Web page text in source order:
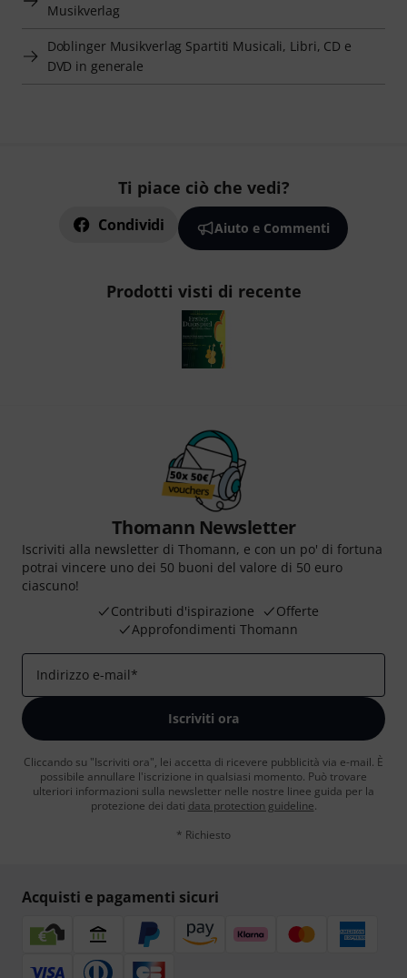
Musikverlag
Doblinger Musikverlag Spartiti Musicali, Libri, CD e
DVD in generale
Ti piace ciò che vedi?
Condividi Aiuto e Commenti
Prodotti visti di recente
Thomann Newsletter
Iscriviti alla newsletter di Thomann, e con un po' di fortuna
potrai vincere uno dei 50 buoni del valore di 50 euro
ciascuno!
Contributi d'ispirazione
Offerte
Approfondimenti Thomann
Indirizzo e-mail*
Iscriviti ora
Cliccando su "Iscriviti ora", lei accetta di ricevere pubblicità via e-mail. È
possibile annullare l'iscrizione in qualsiasi momento. Può trovare
ulteriori informazioni sulla newsletter nelle nostre linee guida per la
protezione dei dati data protection guideline.
* Richiesto
Acquisti e pagamenti sicuri